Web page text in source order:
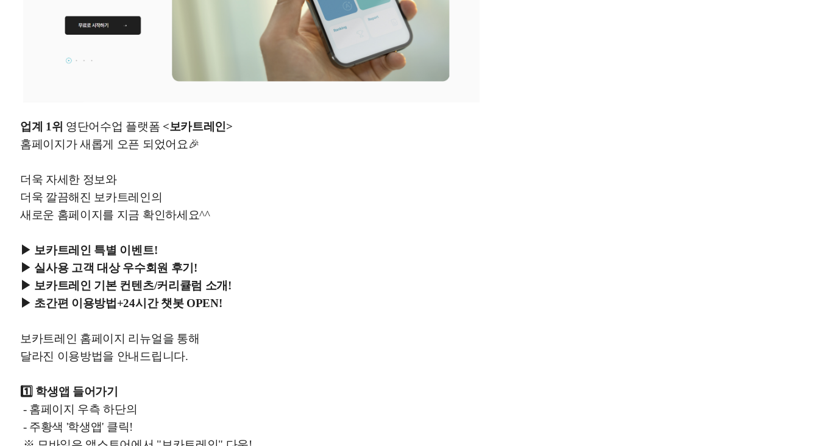
업계 1위 영단어수업 플랫폼 <보카트레인>
홈페이지가 새롭게 오픈 되었어요🎉
더욱 자세한 정보와
더욱 깔끔해진 보카트레인의
새로운 홈페이지를 지금 확인하세요^^
▶ 보카트레인 특별 이벤트!
▶ 실사용 고객 대상 우수회원 후기!
▶ 보카트레인 기본 컨텐츠/커리큘럼 소개!
▶ 초간편 이용방법+24시간 챗봇 OPEN!
보카트레인 홈페이지 리뉴얼을 통해
달라진 이용방법을 안내드립니다.
1️⃣ 학생앱 들어가기
- 홈페이지 우측 하단의
- 주황색 '학생앱' 클릭!